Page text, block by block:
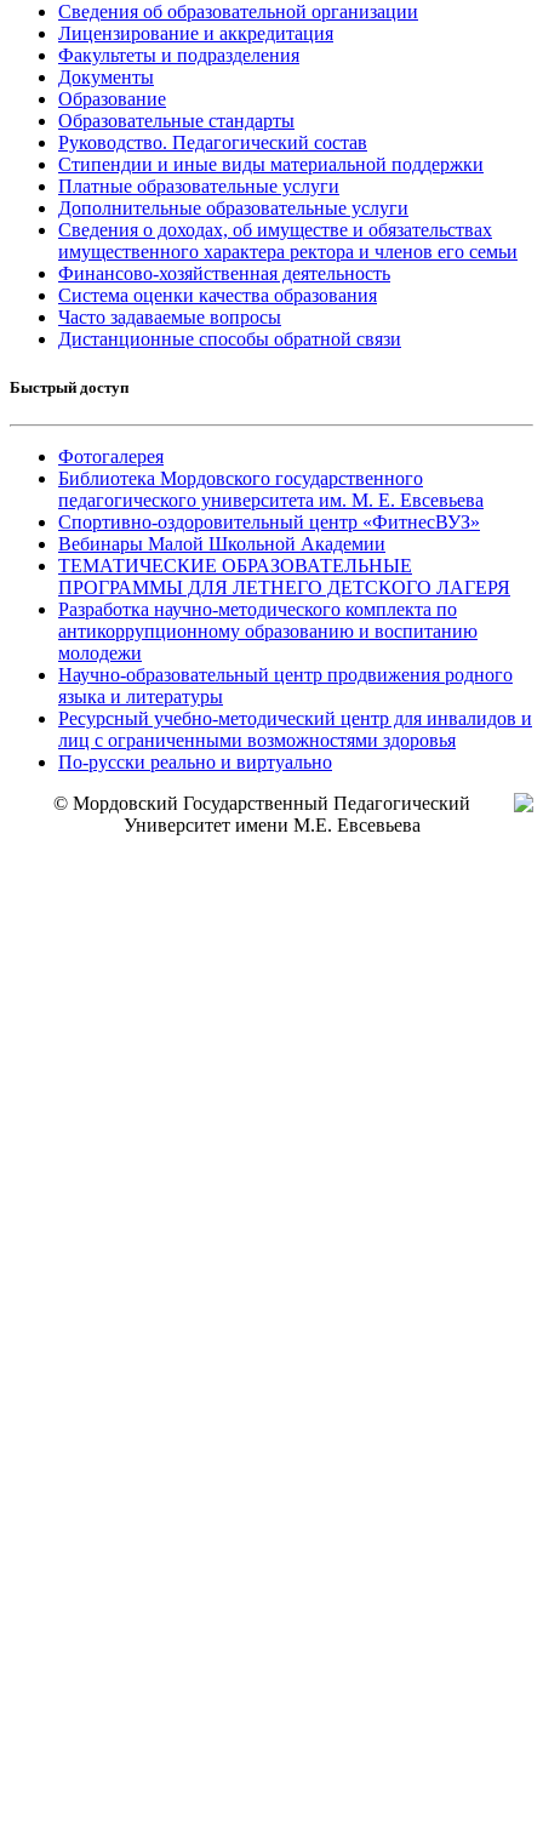
Сведения об образовательной организации
Лицензирование и аккредитация
Факультеты и подразделения
Документы
Образование
Образовательные стандарты
Руководство. Педагогический состав
Стипендии и иные виды материальной поддержки
Платные образовательные услуги
Дополнительные образовательные услуги
Сведения о доходах, об имуществе и обязательствах
имущественного характера ректора и членов его семьи
Финансово-хозяйственная деятельность
Система оценки качества образования
Часто задаваемые вопросы
Дистанционные способы обратной связи
Быстрый доступ
Фотогалерея
Библиотека Мордовского государственного
педагогического университета им. М. Е. Евсевьева
Спортивно-оздоровительный центр «ФитнесВУЗ»
Вебинары Малой Школьной Академии
ТЕМАТИЧЕСКИЕ ОБРАЗОВАТЕЛЬНЫЕ
ПРОГРАММЫ ДЛЯ ЛЕТНЕГО ДЕТСКОГО ЛАГЕРЯ
Разработка научно-методического комплекта по
антикоррупционному образованию и воспитанию
молодежи
Научно-образовательный центр продвижения родного
языка и литературы
Ресурсный учебно-методический центр для инвалидов и
лиц с ограниченными возможностями здоровья
По-русски реально и виртуально
© Мордовский Государственный Педагогический
Университет имени М.Е. Евсевьева